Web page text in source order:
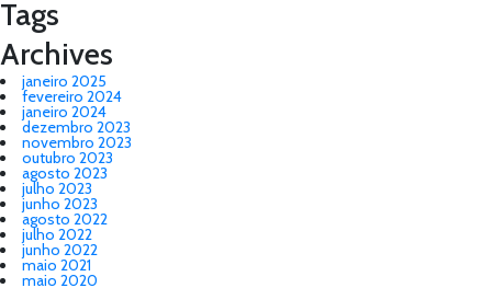
Tags
Archives
janeiro 2025
fevereiro 2024
janeiro 2024
dezembro 2023
novembro 2023
outubro 2023
agosto 2023
julho 2023
junho 2023
agosto 2022
julho 2022
junho 2022
maio 2021
maio 2020